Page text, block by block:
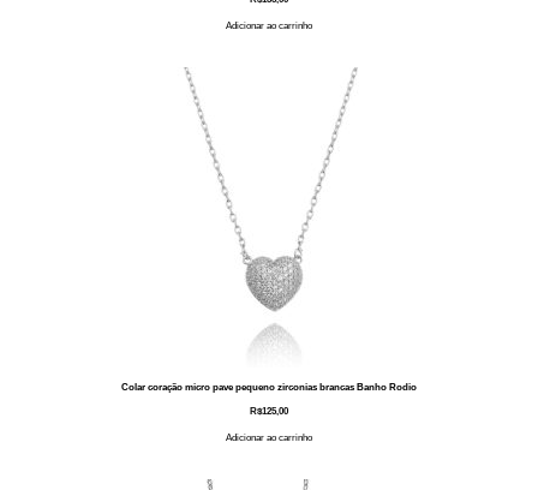
Adicionar ao carrinho
Colar coração micro pave pequeno zirconias brancas Banho Rodio
R$125,00
Adicionar ao carrinho